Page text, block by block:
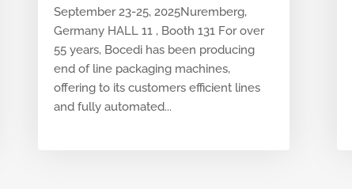
September 23-25, 2025Nuremberg,
Germany HALL 11 , Booth 131 For over
55 years, Bocedi has been producing
end of line packaging machines,
offering to its customers efficient lines
and fully automated...